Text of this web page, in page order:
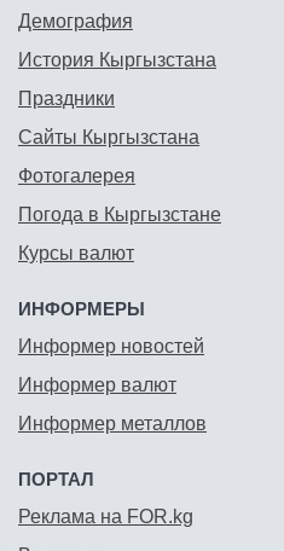
Демография
История Кыргызстана
Праздники
Сайты Кыргызстана
Фотогалерея
Погода в Кыргызстане
Курсы валют
ИНФОРМЕРЫ
Информер новостей
Информер валют
Информер металлов
ПОРТАЛ
Реклама на FOR.kg